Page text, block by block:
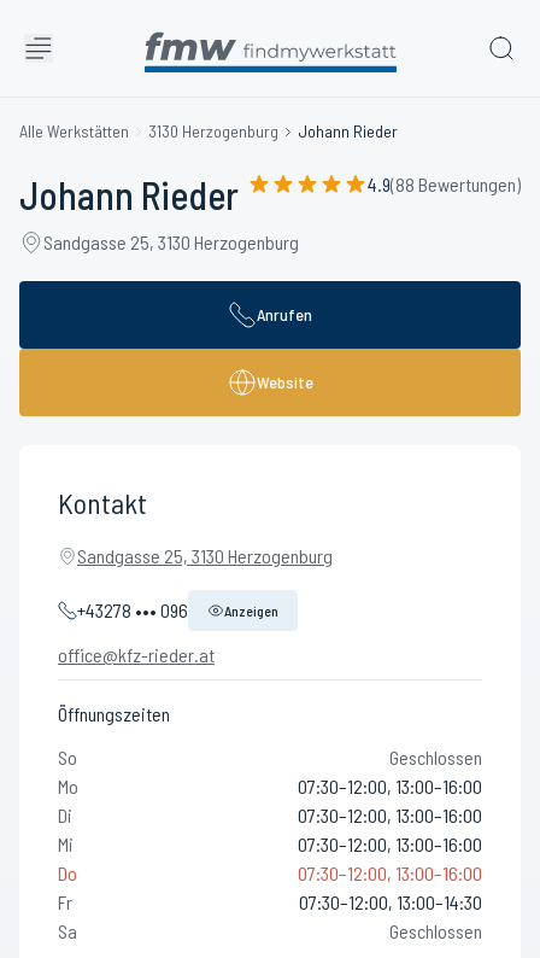
Alle Werkstätten 3130 Herzogenburg Johann Rieder
Johann Rieder 4.9(88 Bewertungen)
Sandgasse 25, 3130 Herzogenburg
Anrufen
Website
Kontakt
Sandgasse 25, 3130 Herzogenburg
+43278 ••• 096 Anzeigen
office@kfz-rieder.at
Öffnungszeiten
So
Geschlossen
Mo
07:30–12:00, 13:00–16:00
Di
07:30–12:00, 13:00–16:00
Mi
07:30–12:00, 13:00–16:00
Do
07:30–12:00, 13:00–16:00
Fr
07:30–12:00, 13:00–14:30
Sa
Geschlossen